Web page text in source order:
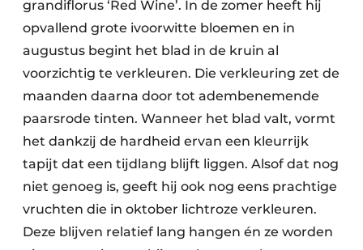
grandiflorus ‘Red Wine’. In de zomer heeft hij
opvallend grote ivoorwitte bloemen en in
augustus begint het blad in de kruin al
voorzichtig te verkleuren. Die verkleuring zet de
maanden daarna door tot adembenemende
paarsrode tinten. Wanneer het blad valt, vormt
het dankzij de hardheid ervan een kleurrijk
tapijt dat een tijdlang blijft liggen. Alsof dat nog
niet genoeg is, geeft hij ook nog eens prachtige
vruchten die in oktober lichtroze verkleuren.
Deze blijven relatief lang hangen én ze worden